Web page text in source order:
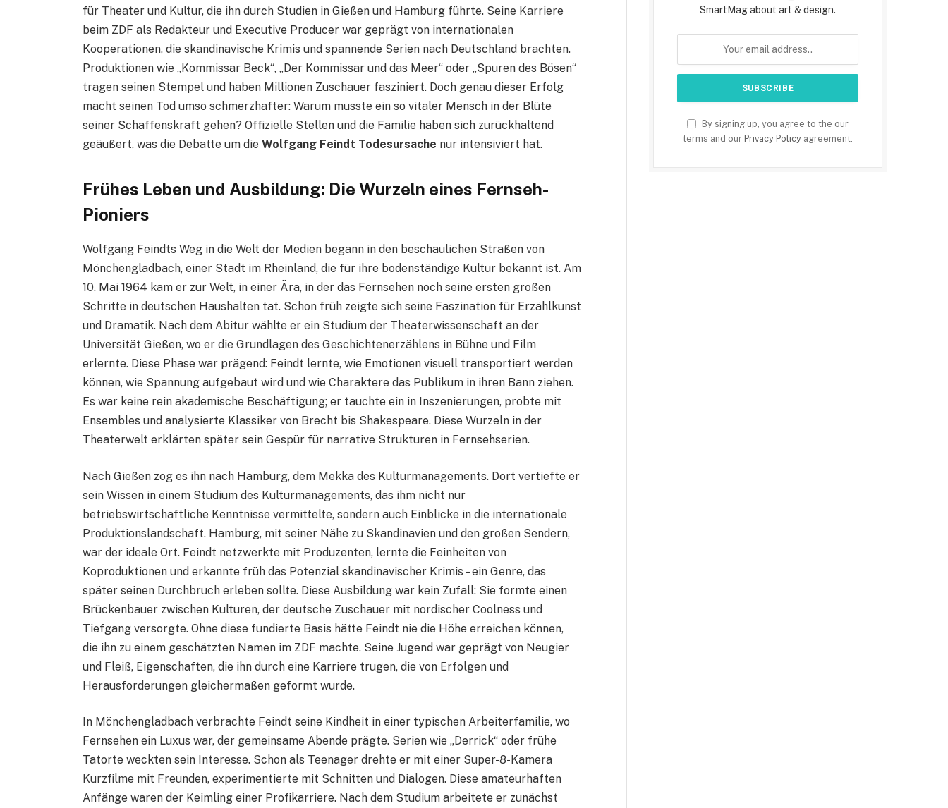
für Theater und Kultur, die ihn durch Studien in Gießen und Hamburg führte. Seine Karriere
beim ZDF als Redakteur und Executive Producer war geprägt von internationalen
Kooperationen, die skandinavische Krimis und spannende Serien nach Deutschland brachten.
Produktionen wie „Kommissar Beck“, „Der Kommissar und das Meer“ oder „Spuren des Bösen“
tragen seinen Stempel und haben Millionen Zuschauer fasziniert. Doch genau dieser Erfolg
macht seinen Tod umso schmerzhafter: Warum musste ein so vitaler Mensch in der Blüte
seiner Schaffenskraft gehen? Offizielle Stellen und die Familie haben sich zurückhaltend
geäußert, was die Debatte um dieWolfgang Feindt Todesursache nur intensiviert hat.
Frühes Leben und Ausbildung: Die Wurzeln eines Fernseh-
Pioniers
Wolfgang Feindts Weg in die Welt der Medien begann in den beschaulichen Straßen von
Mönchengladbach, einer Stadt im Rheinland, die für ihre bodenständige Kultur bekannt ist. Am
10. Mai 1964 kam er zur Welt, in einer Ära, in der das Fernsehen noch seine ersten großen
Schritte in deutschen Haushalten tat. Schon früh zeigte sich seine Faszination für Erzählkunst
und Dramatik. Nach dem Abitur wählte er ein Studium der Theaterwissenschaft an der
Universität Gießen, wo er die Grundlagen des Geschichtenerzählens in Bühne und Film
erlernte. Diese Phase war prägend: Feindt lernte, wie Emotionen visuell transportiert werden
können, wie Spannung aufgebaut wird und wie Charaktere das Publikum in ihren Bann ziehen.
Es war keine rein akademische Beschäftigung; er tauchte ein in Inszenierungen, probte mit
Ensembles und analysierte Klassiker von Brecht bis Shakespeare. Diese Wurzeln in der
Theaterwelt erklärten später sein Gespür für narrative Strukturen in Fernsehserien.
Nach Gießen zog es ihn nach Hamburg, dem Mekka des Kulturmanagements. Dort vertiefte er
sein Wissen in einem Studium des Kulturmanagements, das ihm nicht nur
betriebswirtschaftliche Kenntnisse vermittelte, sondern auch Einblicke in die internationale
Produktionslandschaft. Hamburg, mit seiner Nähe zu Skandinavien und den großen Sendern,
war der ideale Ort. Feindt netzwerkte mit Produzenten, lernte die Feinheiten von
Koproduktionen und erkannte früh das Potenzial skandinavischer Krimis – ein Genre, das
später seinen Durchbruch erleben sollte. Diese Ausbildung war kein Zufall: Sie formte einen
Brückenbauer zwischen Kulturen, der deutsche Zuschauer mit nordischer Coolness und
Tiefgang versorgte. Ohne diese fundierte Basis hätte Feindt nie die Höhe erreichen können,
die ihn zu einem geschätzten Namen im ZDF machte. Seine Jugend war geprägt von Neugier
und Fleiß, Eigenschaften, die ihn durch eine Karriere trugen, die von Erfolgen und
Herausforderungen gleichermaßen geformt wurde.
In Mönchengladbach verbrachte Feindt seine Kindheit in einer typischen Arbeiterfamilie, wo
Fernsehen ein Luxus war, der gemeinsame Abende prägte. Serien wie „Derrick“ oder frühe
Tatorte weckten sein Interesse. Schon als Teenager drehte er mit einer Super-8-Kamera
Kurzfilme mit Freunden, experimentierte mit Schnitten und Dialogen. Diese amateurhaften
Anfänge waren der Keimling einer Profikarriere. Nach dem Studium arbeitete er zunächst
SmartMag about art & design.
By signing up, you agree to the our
terms and our Privacy Policy agreement.